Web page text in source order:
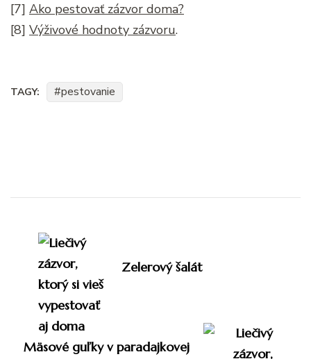
[7] Ako pestovať zázvor doma?
[8] Výživové hodnoty zázvoru.
TAGY: pestovanie
článku
Zelerový šalát
Mäsové guľky v paradajkovej